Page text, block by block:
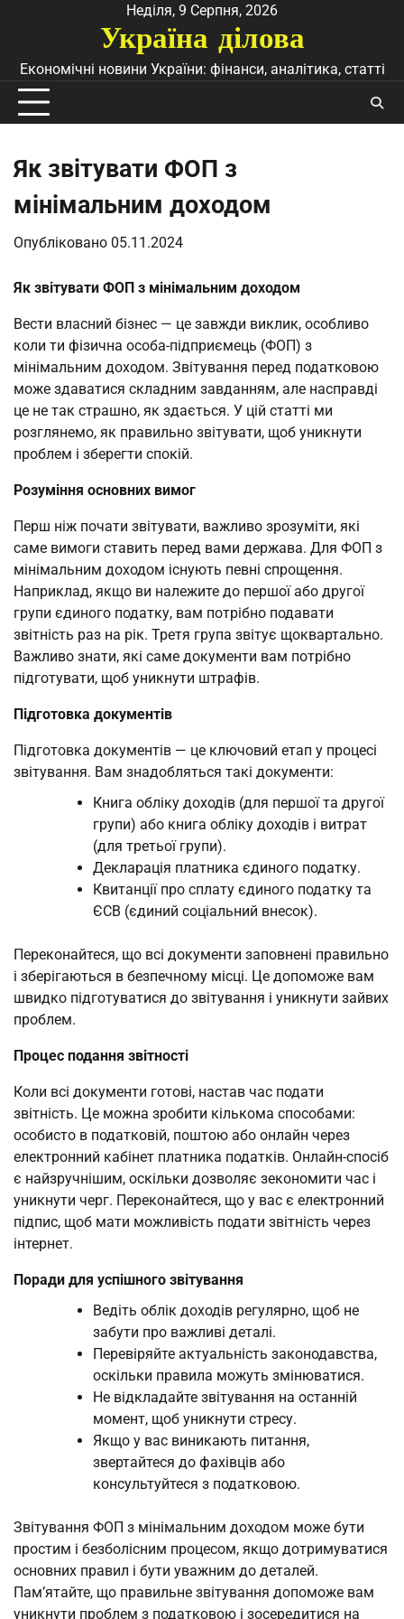
Неділя, 9 Серпня, 2026
Україна ділова
Економічні новини України: фінанси, аналітика, статті
Як звітувати ФОП з
мінімальним доходом
Опубліковано 05.11.2024
Як звітувати ФОП з мінімальним доходом
Вести власний бізнес — це завжди виклик, особливо
коли ти фізична особа-підприємець (ФОП) з
мінімальним доходом. Звітування перед податковою
може здаватися складним завданням, але насправді
це не так страшно, як здається. У цій статті ми
розглянемо, як правильно звітувати, щоб уникнути
проблем і зберегти спокій.
Розуміння основних вимог
Перш ніж почати звітувати, важливо зрозуміти, які
саме вимоги ставить перед вами держава. Для ФОП з
мінімальним доходом існують певні спрощення.
Наприклад, якщо ви належите до першої або другої
групи єдиного податку, вам потрібно подавати
звітність раз на рік. Третя група звітує щоквартально.
Важливо знати, які саме документи вам потрібно
підготувати, щоб уникнути штрафів.
Підготовка документів
Підготовка документів — це ключовий етап у процесі
звітування. Вам знадобляться такі документи:
Книга обліку доходів (для першої та другої
групи) або книга обліку доходів і витрат
(для третьої групи).
Декларація платника єдиного податку.
Квитанції про сплату єдиного податку та
ЄСВ (єдиний соціальний внесок).
Переконайтеся, що всі документи заповнені правильно
і зберігаються в безпечному місці. Це допоможе вам
швидко підготуватися до звітування і уникнути зайвих
проблем.
Процес подання звітності
Коли всі документи готові, настав час подати
звітність. Це можна зробити кількома способами:
особисто в податковій, поштою або онлайн через
електронний кабінет платника податків. Онлайн-спосіб
є найзручнішим, оскільки дозволяє зекономити час і
уникнути черг. Переконайтеся, що у вас є електронний
підпис, щоб мати можливість подати звітність через
інтернет.
Поради для успішного звітування
Ведіть облік доходів регулярно, щоб не
забути про важливі деталі.
Перевіряйте актуальність законодавства,
оскільки правила можуть змінюватися.
Не відкладайте звітування на останній
момент, щоб уникнути стресу.
Якщо у вас виникають питання,
звертайтеся до фахівців або
консультуйтеся з податковою.
Звітування ФОП з мінімальним доходом може бути
простим і безболісним процесом, якщо дотримуватися
основних правил і бути уважним до деталей.
Пам’ятайте, що правильне звітування допоможе вам
уникнути проблем з податковою і зосередитися на